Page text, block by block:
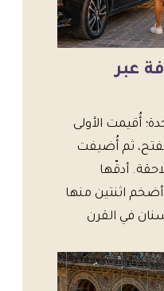
عبر
أُقيمت الأولى
ثم أُضيفت
أدقّها
اثنتين منها
في القرن